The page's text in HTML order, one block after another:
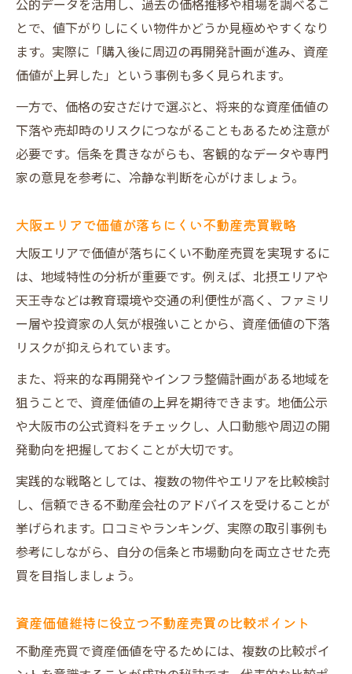
公的データを活用し、過去の価格推移や相場を調べるこ
とで、値下がりしにくい物件かどうか見極めやすくなり
ます。実際に「購入後に周辺の再開発計画が進み、資産
価値が上昇した」という事例も多く見られます。
一方で、価格の安さだけで選ぶと、将来的な資産価値の
下落や売却時のリスクにつながることもあるため注意が
必要です。信条を貫きながらも、客観的なデータや専門
家の意見を参考に、冷静な判断を心がけましょう。
大阪エリアで価値が落ちにくい不動産売買戦略
大阪エリアで価値が落ちにくい不動産売買を実現するに
は、地域特性の分析が重要です。例えば、北摂エリアや
天王寺などは教育環境や交通の利便性が高く、ファミリ
ー層や投資家の人気が根強いことから、資産価値の下落
リスクが抑えられています。
また、将来的な再開発やインフラ整備計画がある地域を
狙うことで、資産価値の上昇を期待できます。地価公示
や大阪市の公式資料をチェックし、人口動態や周辺の開
発動向を把握しておくことが大切です。
実践的な戦略としては、複数の物件やエリアを比較検討
し、信頼できる不動産会社のアドバイスを受けることが
挙げられます。口コミやランキング、実際の取引事例も
参考にしながら、自分の信条と市場動向を両立させた売
買を目指しましょう。
資産価値維持に役立つ不動産売買の比較ポイント
不動産売買で資産価値を守るためには、複数の比較ポイ